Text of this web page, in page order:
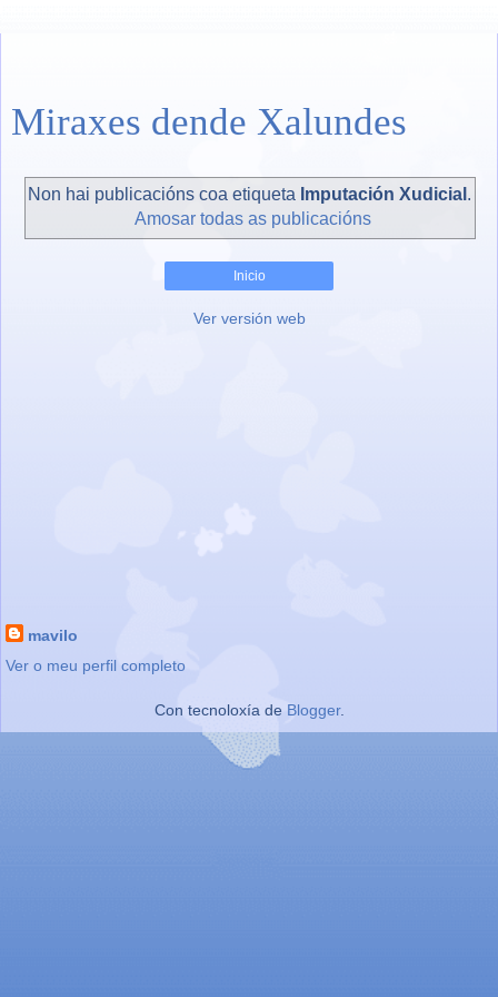
Miraxes dende Xalundes
Non hai publicacións coa etiqueta Imputación Xudicial .
Amosar todas as publicacións
Inicio
Ver versión web
mavilo
Ver o meu perfil completo
Con tecnoloxía de Blogger.